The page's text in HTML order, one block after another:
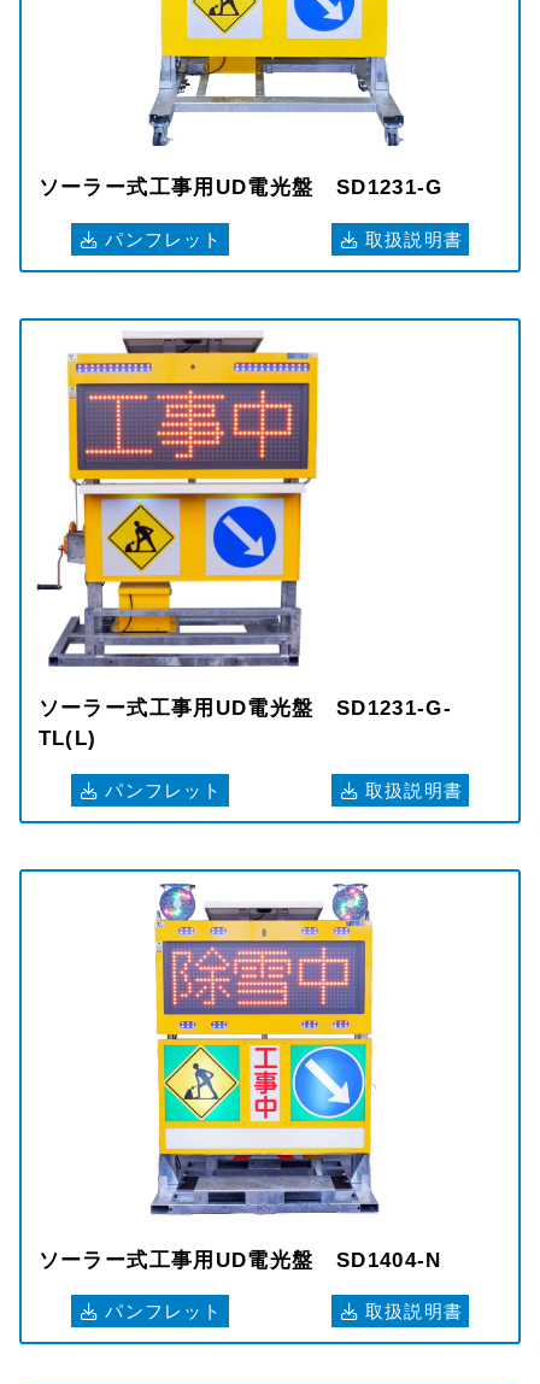
ソーラー式工事用UD電光盤 SD1231-G
パンフレット 取扱説明書
ソーラー式工事用UD電光盤 SD1231-G-
TL(L)
パンフレット 取扱説明書
ソーラー式工事用UD電光盤 SD1404-N
パンフレット 取扱説明書